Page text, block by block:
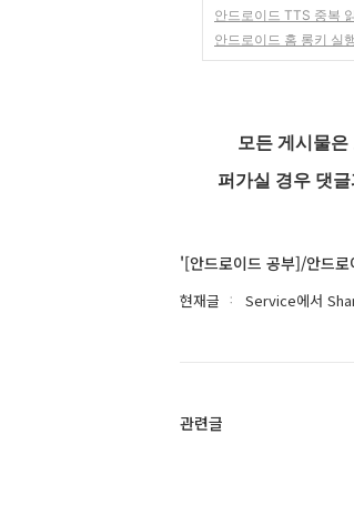
안드로이드 TTS 중복
안드로이드 홈 롱키 실
모든 게시물
퍼가실 경우 댓
'[안드로이드 공부]/안드
현재글 Service에서
관련글